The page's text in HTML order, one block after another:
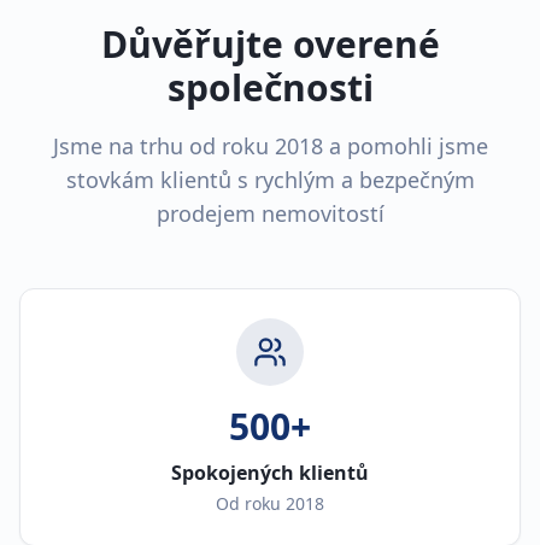
Důvěřujte overené
společnosti
Jsme na trhu od roku 2018 a pomohli jsme
stovkám klientů s rychlým a bezpečným
prodejem nemovitostí
500+
Spokojených klientů
Od roku 2018